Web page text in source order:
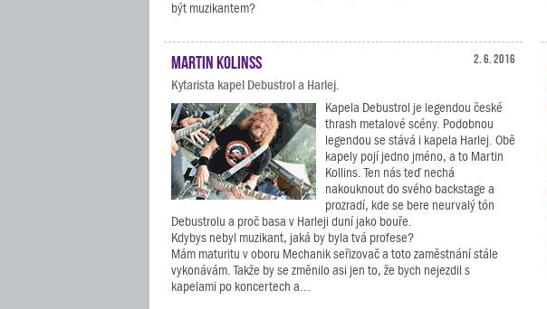
být muzikantem?
2. 6. 2016
Martin Kolinss
Kytarista kapel Debustrol a Harlej.
Kapela Debustrol je legendou české
thrash metalové scény. Podobnou
legendou se stává i kapela Harlej. Obě
kapely pojí jedno jméno, a to Martin
Kollins. Ten nás teď nechá
nakouknout do svého backstage a
prozradí, kde se bere neurvalý tón
Debustrolu a proč basa v Harleji duní jako bouře.
Kdybys nebyl muzikant, jaká by byla tvá profese?
Mám maturitu v oboru Mechanik seřizovač a toto zaměstnání stále
vykonávám. Takže by se změnilo asi jen to, že bych nejezdil s
kapelami po koncertech a...